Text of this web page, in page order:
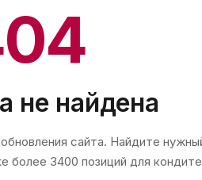
не найдена
сайта. Найдите
более 3400 позиций для